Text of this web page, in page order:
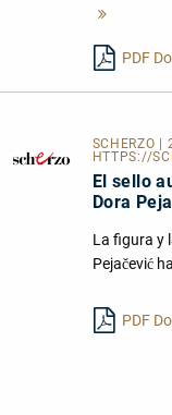
PDF
SCHERZO |
HTTPS://
El sello
Dora
La figura y
Pejačević
PDF